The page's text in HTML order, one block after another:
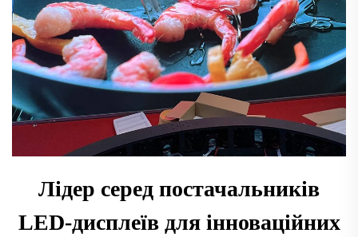
Лідер серед постачальників
LED-дисплеїв для інноваційних